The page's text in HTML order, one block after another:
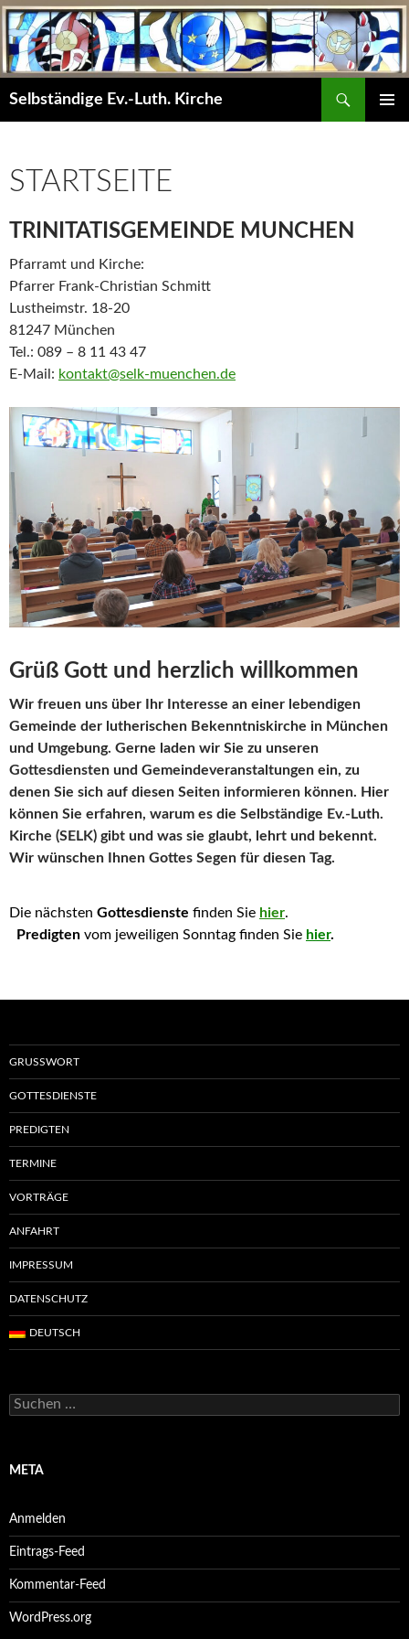
Zum
Inhalt
springen
Selbständige Ev.-Luth. Kirche
STARTSEITE
TRINITATISGEMEINDE MÜNCHEN
Pfarramt und Kirche:
Pfarrer Frank-Christian Schmitt
Lustheimstr. 18-20
81247 München
Tel.: 089 – 8 11 43 47
E-Mail: kontakt@selk-muenchen.de
Grüß Gott und herzlich willkommen
Wir freuen uns über Ihr Interesse an einer lebendigen
Gemeinde der lutherischen Bekenntniskirche in München
und Umgebung. Gerne laden wir Sie zu unseren
Gottesdiensten und Gemeindeveranstaltungen ein, zu
denen Sie sich auf diesen Seiten informieren können. Hier
können Sie erfahren, warum es die Selbständige Ev.-Luth.
Kirche (SELK) gibt und was sie glaubt, lehrt und bekennt.
Wir wünschen Ihnen Gottes Segen für diesen Tag.
Die nächsten Gottesdienste finden Sie hier.
Predigten vom jeweiligen Sonntag finden Sie hier.
GRUSSWORT
GOTTESDIENSTE
PREDIGTEN
TERMINE
VORTRÄGE
ANFAHRT
IMPRESSUM
DATENSCHUTZ
DEUTSCH
Suchen
nach:
META
Anmelden
Eintrags-Feed
Kommentar-Feed
WordPress.org